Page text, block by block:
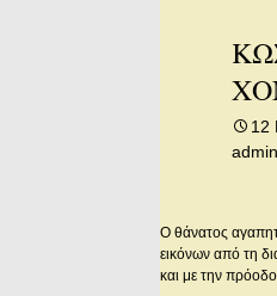
ΤΙΤΛΟΙ
101-200)
ΦΥΛΛΟ
12
admin
Ο θάνατος
εικόνων από τη
και με την